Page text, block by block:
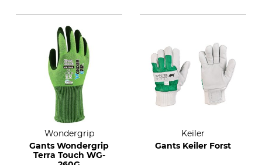
Wondergrip
Gants Wondergrip
Terra Touch WG-
Keiler
Gants Keiler Forst